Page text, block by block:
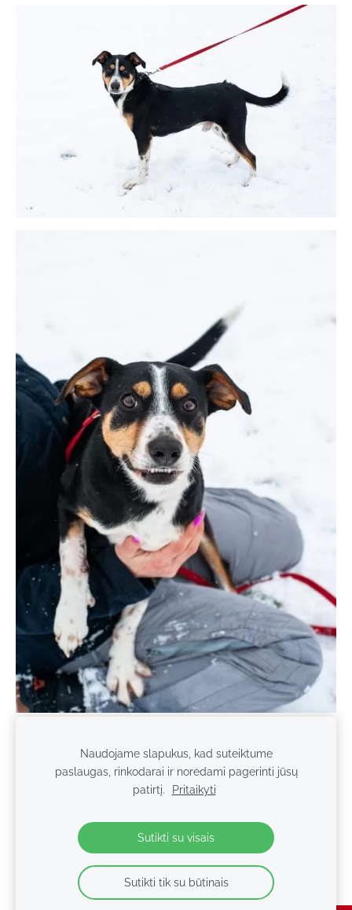
Slapukai
© 2026 Keturkojo Viltis. Studentų g. 13, Alytus, Lietuva.
Naudojame slapukus, kad suteiktume
paslaugas, rinkodarai ir norėdami pagerinti jūsų
patirtį.
Pritaikyti
Sutikti su visais
Sutikti tik su būtinais